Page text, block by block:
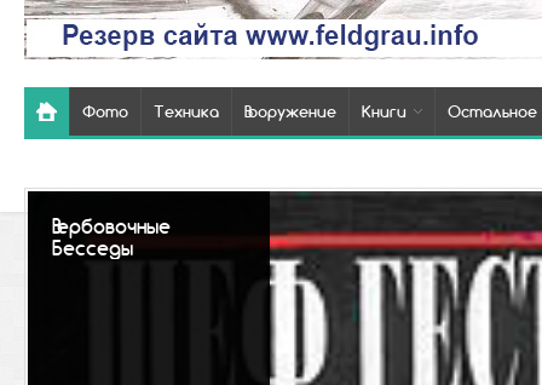
Фото Техника Вооружение Книги Остальное
Так выглядели
похоронки